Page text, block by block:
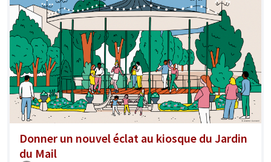
Donner un nouvel éclat au kiosque du Jardin
du Mail